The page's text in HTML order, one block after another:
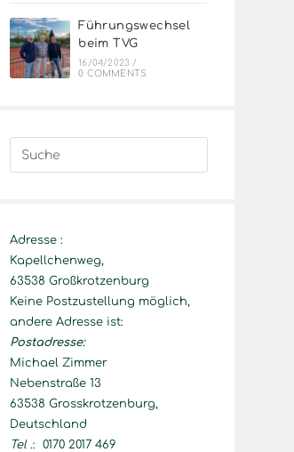
Führungswechsel
beim TVG
16/04/2023 /
0 COMMENTS
Adresse :
Kapellchenweg,
63538 Großkrotzenburg
Keine Postzustellung möglich,
andere Adresse ist:
Postadresse:
Michael Zimmer
Nebenstraße 13
63538 Grosskrotzenburg,
Deutschland
Tel .: 0170 2017 469